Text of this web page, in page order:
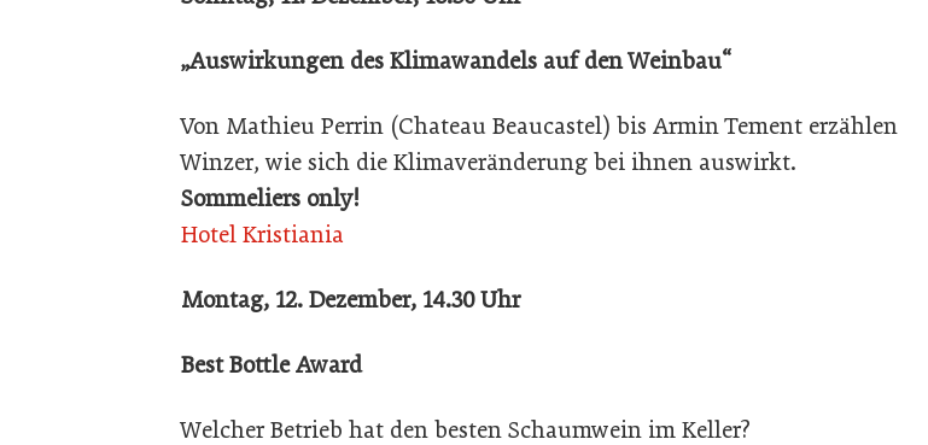
„Auswirkungen des Klimawandels auf den Weinbau“
Von Mathieu Perrin (Chateau Beaucastel) bis Armin Tement erzählen
Winzer, wie sich die Klimaveränderung bei ihnen auswirkt.
Sommeliers only!
Hotel Kristiania
Montag, 12. Dezember, 14.30 Uhr
Best Bottle Award
Welcher Betrieb hat den besten Schaumwein im Keller?